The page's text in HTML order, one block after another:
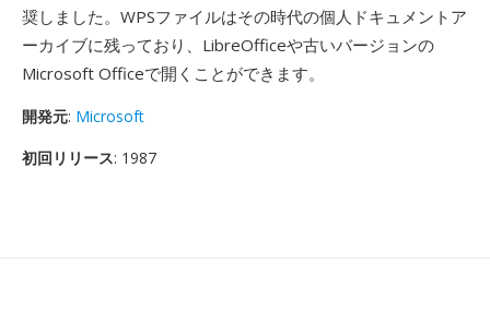
奨しました。WPSファイルはその時代の個人ドキュメントア
ーカイブに残っており、LibreOfficeや古いバージョンの
Microsoft Officeで開くことができます。
開発元: Microsoft
初回リリース: 1987